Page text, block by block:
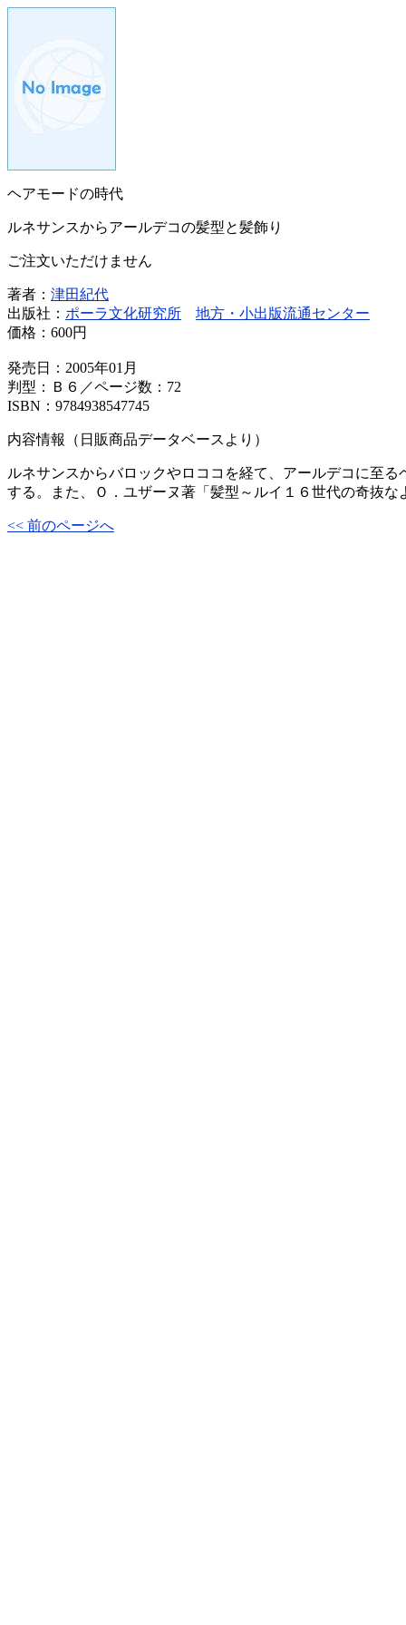
ヘアモードの時代
ルネサンスからアールデコの髪型と髪飾り
ご注文いただけません
著者： 津田紀代
出版社： ポーラ文化研究所
地方・小出版流通センター
価格： 600円
発売日：2005年01月
判型：Ｂ６／ページ数：72
ISBN：9784938547745
内容情報（日販商品データベースより）
ルネサンスからバロックやロココを経て、アールデコに至
する。また、Ｏ．ユザーヌ著「髪型～ルイ１６世代の奇抜な
<< 前のページへ